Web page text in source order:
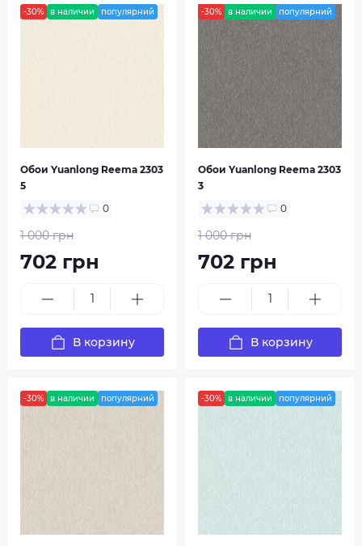
-30% в наличии популярний
Обои Yuanlong Reema 2303
5
0
1 000 грн
702 грн
В корзину
-30% в наличии популярний
Обои Yuanlong Reema 2303
3
0
1 000 грн
702 грн
В корзину
-30% в наличии популярний -30% в наличии популярний